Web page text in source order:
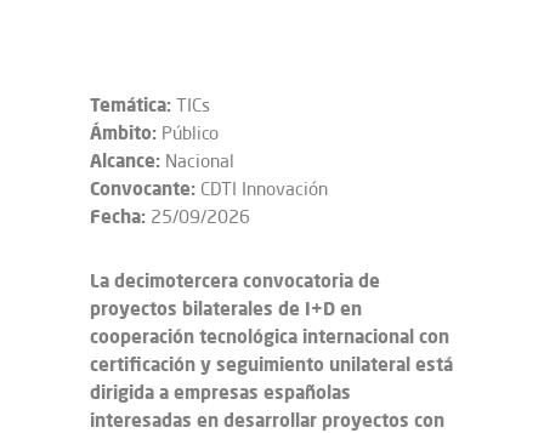
Temática: TICs
Ámbito: Público
Alcance: Nacional
Convocante: CDTI Innovación
Fecha: 25/09/2026
La decimotercera convocatoria de
proyectos bilaterales de I+D en
cooperación tecnológica internacional con
certificación y seguimiento unilateral está
dirigida a empresas españolas
interesadas en desarrollar proyectos con